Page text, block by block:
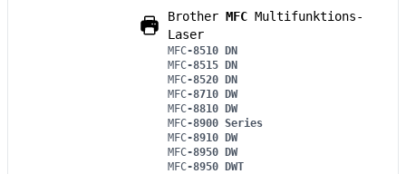
Brother MFC Multifunktions-
Laser
MFC-8510 DN
MFC-8515 DN
MFC-8520 DN
MFC-8710 DW
MFC-8810 DW
MFC-8900 Series
MFC-8910 DW
MFC-8950 DW
MFC-8950 DWT